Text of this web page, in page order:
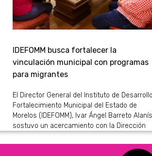
IDEFOMM busca fortalecer la
vinculación municipal con programas
para migrantes
El Director General del Instituto de
Fortalecimiento Municipal del Estado de
Morelos (IDEFOMM), Ivar Ángel Barreto
sostuvo un acercamiento con la Dirección